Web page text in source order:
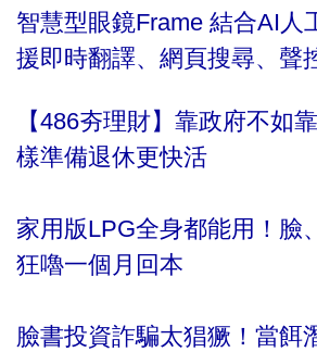
智慧型眼鏡Frame 結合AI人
援即時翻譯、網頁搜尋、聲
【486夯理財】靠政府不如
樣準備退休更快活
家用版LPG全身都能用！臉
狂嚕一個月回本
臉書投資詐騙太猖獗！當餌